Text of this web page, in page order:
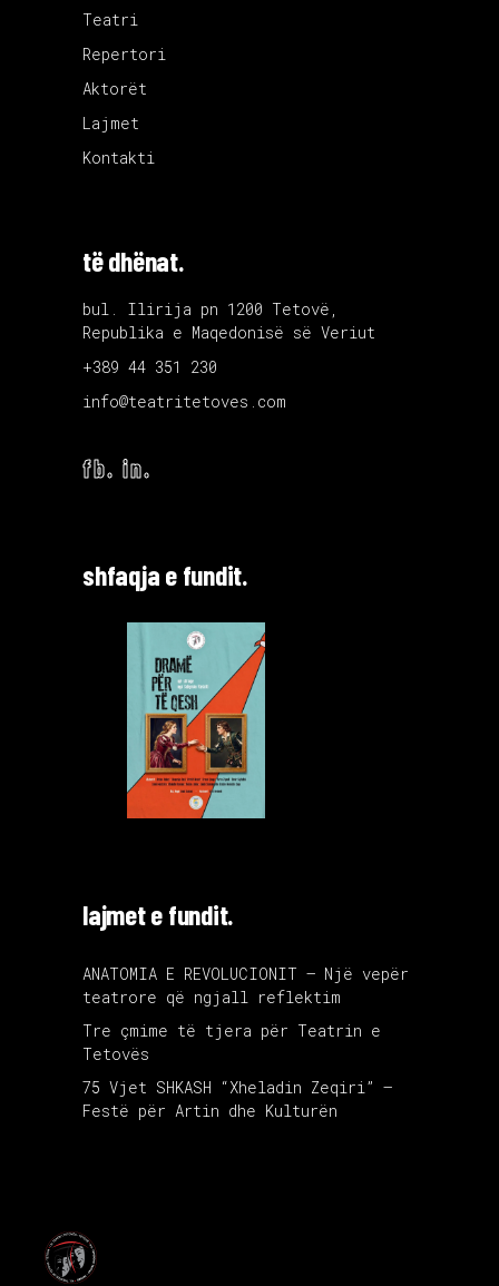
Teatri
Repertori
Aktorët
Lajmet
Kontakti
të dhënat.
bul. Ilirija pn 1200 Tetovë,
Republika e Maqedonisë së Veriut
+389 44 351 230
info@teatritetoves.com
fb. in.
shfaqja e fundit.
lajmet e fundit.
ANATOMIA E REVOLUCIONIT – Një vepër
teatrore që ngjall reflektim
Tre çmime të tjera për Teatrin e
Tetovës
75 Vjet SHKASH “Xheladin Zeqiri” –
Festë për Artin dhe Kulturën